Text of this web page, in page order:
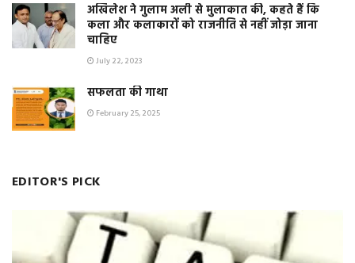
अखिलेश ने गुलाम अली से मुलाकात की, कहते हैं कि
कला और कलाकारों को राजनीति से नहीं जोड़ा जाना
चाहिए
July 22, 2023
सफलता की गाथा
February 25, 2025
EDITOR'S PICK